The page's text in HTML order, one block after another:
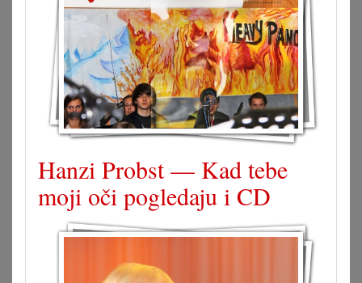
Hanzi Probst — Kad tebe
moji oči pogledaju i CD